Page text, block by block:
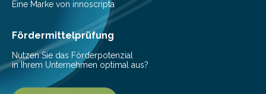
veröffentlicht. „Schlechter…
Eine Marke von innoscripta
Fördermittelprüfung
Nutzen Sie das Förderpotenzial
in Ihrem Unternehmen optimal aus?